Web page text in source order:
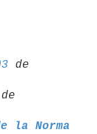
de
la Norma